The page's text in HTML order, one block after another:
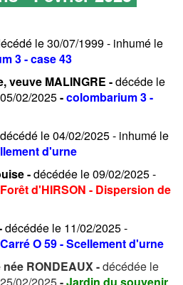
le 30/07/1999 - inhumé le
3 - case 43
veuve MALINGRE -décéde le
02/2025-colombarium 3 -
décédé le 04/02/2025 - inhumé le
d'urne
-décédée le 09/02/2025 -
Forêt d'HIRSON - Dispersion de
décédée le 11/02/2025 -
Carré O 59- Scellement d'urne
RONDEAUX -décédée le